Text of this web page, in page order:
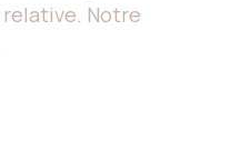
relative. Notre